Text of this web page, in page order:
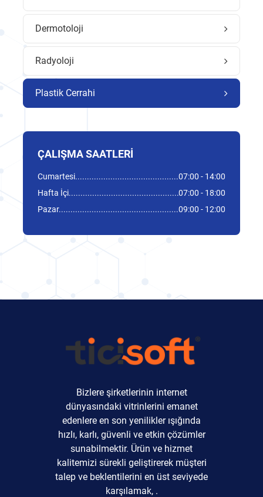
Dermotoloji
Radyoloji
Plastik Cerrahi
ÇALIŞMA SAATLERI
Cumartesi
07:00 - 14:00
Hafta İçi
07:00 - 18:00
Pazar
09:00 - 12:00
Bizlere şirketlerinin internet
dünyasındaki vitrinlerini emanet
edenlere en son yenilikler ışığında
hızlı, karlı, güvenli ve etkin çözümler
sunabilmektir. Ürün ve hizmet
kalitemizi sürekli geliştirerek müşteri
talep ve beklentilerini en üst seviyede
karşılamak, .